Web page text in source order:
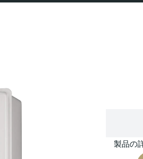
製品の